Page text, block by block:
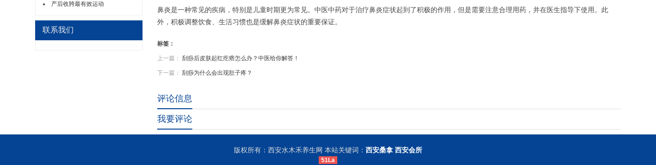
产后收胯最有效运动
联系我们
鼻炎是一种常见的疾病，特别是儿童时期更为常见。中医中药对于治疗鼻炎症状起到了积极的作用，但是需要注意合理用药，并在医生指导下使用。此
外，积极调整饮食、生活习惯也是缓解鼻炎症状的重要保证。
标签：
上一篇： 刮痧后皮肤起红疙瘩怎么办？中医给你解答！
下一篇： 刮痧为什么会出现肚子疼？
评论信息
我要评论
版权所有：西安水木禾养生网 本站关键词： 西安桑拿 西安会所
51La